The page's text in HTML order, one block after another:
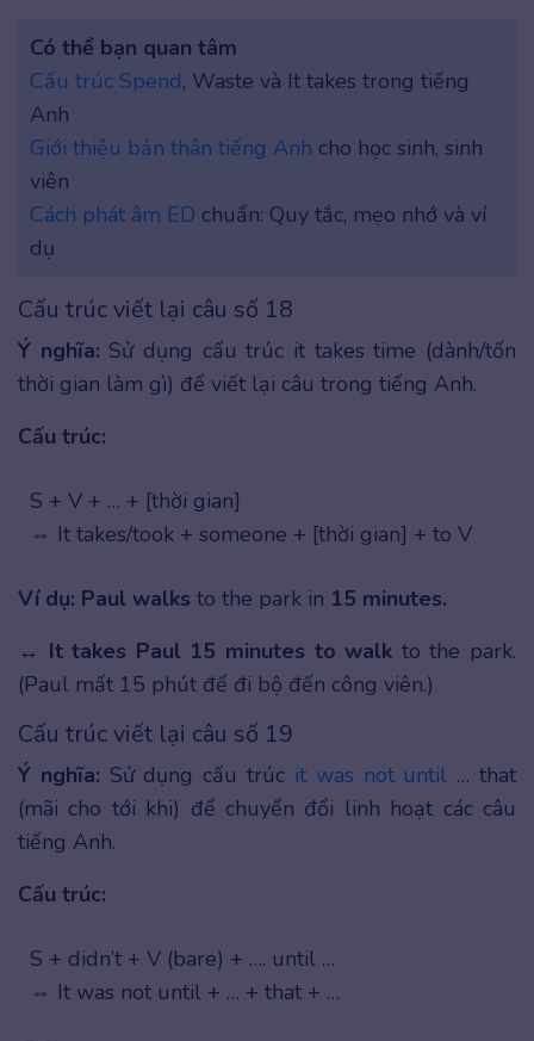
Có thể bạn quan tâm
Cấu trúc Spend, Waste và It takes trong tiếng
Anh
Giới thiệu bản thân tiếng Anh cho học sinh, sinh
viên
Cách phát âm ED chuẩn: Quy tắc, mẹo nhớ và ví
dụ
Cấu trúc viết lại câu số 18
Ý nghĩa: Sử dụng cấu trúc it takes time (dành/tốn
thời gian làm gì) để viết lại câu trong tiếng Anh.
Cấu trúc:
S + V + … + [thời gian]
⇔ It takes/took + someone + [thời gian] + to V
Ví dụ: Paul walks to the park in 15 minutes.
↔ It takes Paul 15 minutes to walk to the park.
(Paul mất 15 phút để đi bộ đến công viên.)
Cấu trúc viết lại câu số 19
Ý nghĩa: Sử dụng cấu trúc it was not until … that
(mãi cho tới khi) để chuyển đổi linh hoạt các câu
tiếng Anh.
Cấu trúc:
S + didn’t + V (bare) + …. until …
⇔ It was not until + … + that + …